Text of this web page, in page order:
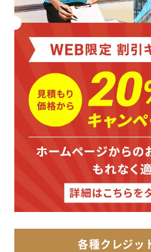
各種クレジッ